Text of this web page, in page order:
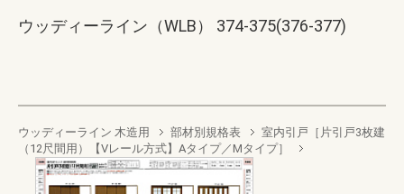
ウッディーライン（WLB） 374-375(376-377)
ウッディーライン 木造用 部材別規格表
室内引戸［片引戸3枚建
（12尺間用）【Vレール方式】Aタイプ／Mタイプ］